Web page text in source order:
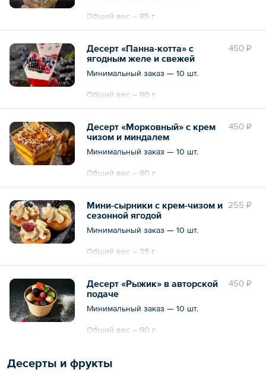
Общий вес – 85 г
450 ₽
Десерт «Панна-котта» с
ягодным желе и свежей
сезонной ягодой
Минимальный заказ — 10 шт.
Общий вес – 90 г
450 ₽
Десерт «Морковный» с крем
чизом и миндалем
Минимальный заказ — 10 шт.
Общий вес – 80 г
255 ₽
Мини-сырники с крем-чизом и
сезонной ягодой
Минимальный заказ — 10 шт.
Общий вес – 35 г
450 ₽
Десерт «Рыжик» в авторской
подаче
Минимальный заказ — 10 шт.
Общий вес – 90 г
Десерты и фрукты